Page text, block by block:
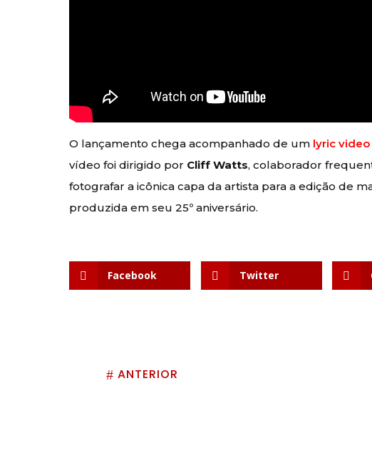
O lançamento chega acompanhado de um lyric video
vídeo foi dirigido por Cliff Watts, colaborador
fotografar a icônica capa da artista para a edição de
produzida em seu 25º aniversário.
Facebook Twitter
# ANTERIOR